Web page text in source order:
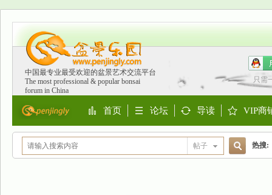
中国最专业最受欢迎的盆景艺术交流平台
The most professional & popular bonsai
forum in China
只需
首页 论坛 导读 VIP商
帖子 热搜: